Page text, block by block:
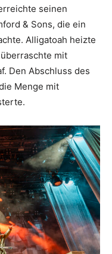
seinen
& Sons, die ein
Alligatoah heizte
mit
Den Abschluss des
Menge mit